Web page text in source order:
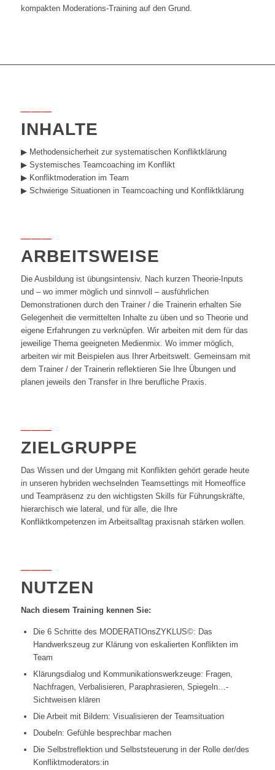
kompakten Moderations-Training auf den Grund.
INHALTE
▶︎ Methodensicherheit zur systematischen Konfliktklärung
▶︎ Systemisches Teamcoaching im Konflikt
▶︎ Konfliktmoderation im Team
▶︎ Schwierige Situationen in Teamcoaching und Konfliktklärung
ARBEITSWEISE
Die Ausbildung ist übungsintensiv. Nach kurzen Theorie-Inputs
und – wo immer möglich und sinnvoll – ausführlichen
Demonstrationen durch den Trainer / die Trainerin erhalten Sie
Gelegenheit die vermittelten Inhalte zu üben und so Theorie und
eigene Erfahrungen zu verknüpfen. Wir arbeiten mit dem für das
jeweilige Thema geeigneten Medienmix. Wo immer möglich,
arbeiten wir mit Beispielen aus Ihrer Arbeitswelt. Gemeinsam mit
dem Trainer / der Trainerin reflektieren Sie Ihre Übungen und
planen jeweils den Transfer in Ihre berufliche Praxis.
ZIELGRUPPE
Das Wissen und der Umgang mit Konflikten gehört gerade heute
in unseren hybriden wechselnden Teamsettings mit Homeoffice
und Teampräsenz zu den wichtigsten Skills für Führungskräfte,
hierarchisch wie lateral, und für alle, die Ihre
Konfliktkompetenzen im Arbeitsalltag praxisnah stärken wollen.
NUTZEN
Nach diesem Training kennen Sie:
Die 6 Schritte des MODERATIOnsZYKLUS©: Das
Handwerkszeug zur Klärung von eskalierten Konflikten im
Team
Klärungsdialog und Kommunikationswerkzeuge: Fragen,
Nachfragen, Verbalisieren, Paraphrasieren, Spiegeln…-
Sichtweisen klären
Die Arbeit mit Bildern: Visualisieren der Teamsituation
Doubeln: Gefühle besprechbar machen
Die Selbstreflektion und Selbststeuerung in der Rolle der/des
Konfliktmoderators:in